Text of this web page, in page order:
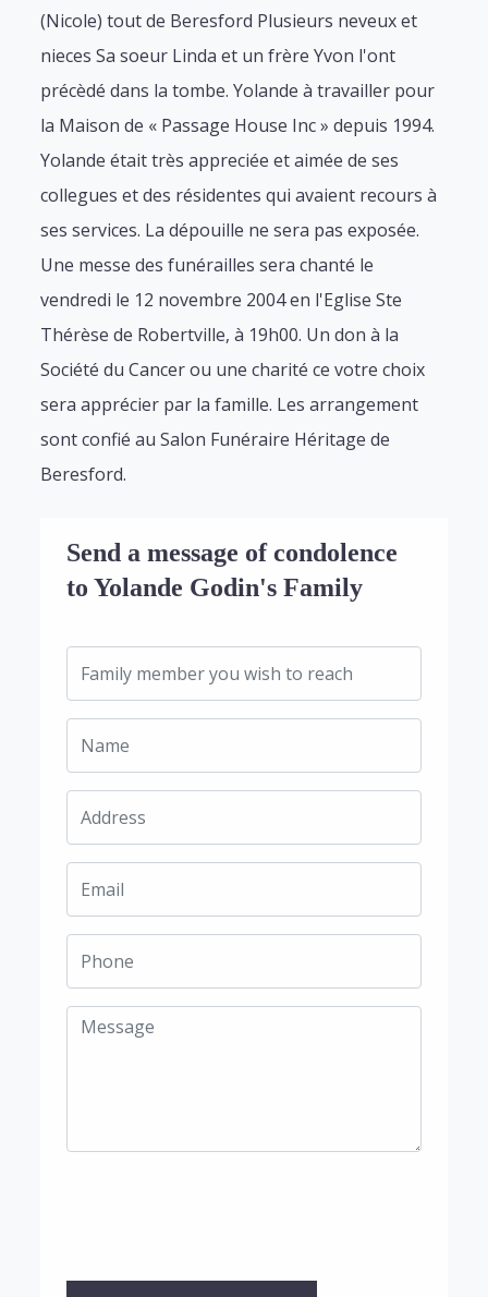
(Nicole) tout de Beresford Plusieurs neveux et
nieces Sa soeur Linda et un frère Yvon l'ont
précèdé dans la tombe. Yolande à travailler pour
la Maison de « Passage House Inc » depuis 1994.
Yolande était très appreciée et aimée de ses
collegues et des résidentes qui avaient recours à
ses services. La dépouille ne sera pas exposée.
Une messe des funérailles sera chanté le
vendredi le 12 novembre 2004 en l'Eglise Ste
Thérèse de Robertville, à 19h00. Un don à la
Société du Cancer ou une charité ce votre choix
sera apprécier par la famille. Les arrangement
sont confié au Salon Funéraire Héritage de
Beresford.
Send a message of condolence
to Yolande Godin's Family